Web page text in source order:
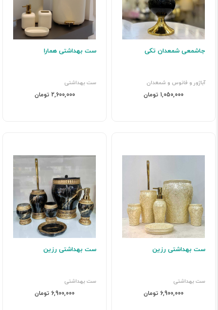
جاشمعی شمعدان تکی
آباژور و فانوس و شمعدان
1,050,000 تومان
ست بهداشتی همارا
ست بهداشتی
2,600,000 تومان
ست بهداشتی رزین
ست بهداشتی
6,900,000 تومان
ست بهداشتی رزین
ست بهداشتی
6,900,000 تومان